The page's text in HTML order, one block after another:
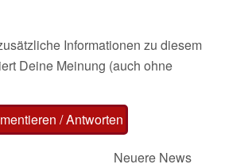
Informationen zu diesem
Deine Meinung (auch ohne
/ Antworten
Neuere News